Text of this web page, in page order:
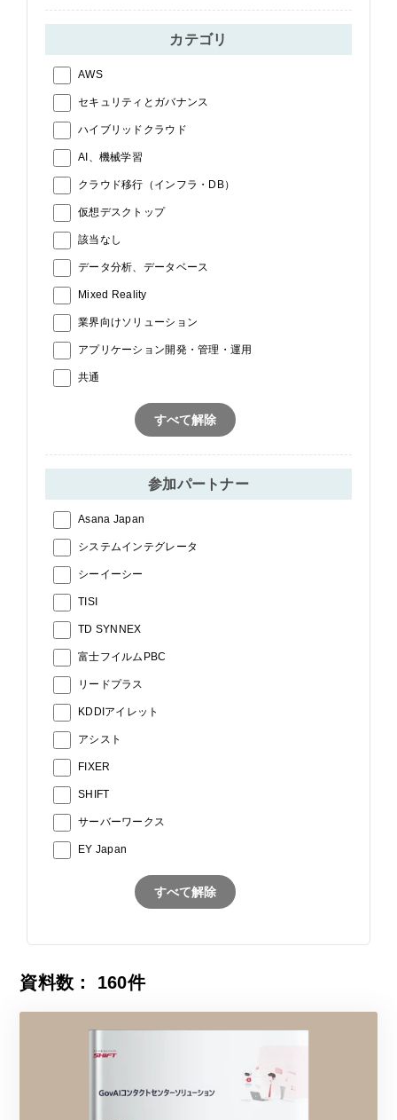
カテゴリ
AWS
セキュリティとガバナンス
ハイブリッドクラウド
AI、機械学習
クラウド移行（インフラ・DB）
仮想デスクトップ
該当なし
データ分析、データベース
Mixed Reality
業界向けソリューション
アプリケーション開発・管理・運用
共通
すべて解除
参加パートナー
Asana Japan
システムインテグレータ
シーイーシー
TISI
TD SYNNEX
富士フイルムPBC
リードプラス
KDDIアイレット
アシスト
FIXER
SHIFT
サーバーワークス
EY Japan
すべて解除
資料数： 160件